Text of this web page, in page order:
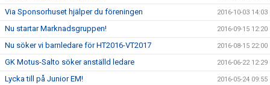
Via Sponsorhuset hjälper du föreningen 2016-10-03 14:03
Nu startar Marknadsgruppen! 2016-09-15 12:20
Nu söker vi barnledare för HT2016-VT2017 2016-08-15 22:00
GK Motus-Salto söker anställd ledare 2016-06-22 12:29
Lycka till på Junior EM! 2016-05-24 09:55